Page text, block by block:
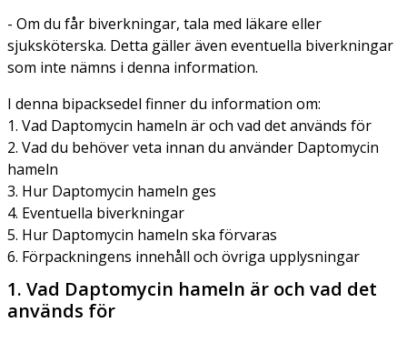
- Om du får biverkningar, tala med läkare eller
sjuksköterska. Detta gäller även eventuella biverkningar
som inte nämns i denna information.
I denna bipacksedel finner du information om:
1. Vad Daptomycin hameln är och vad det används för
2. Vad du behöver veta innan du använder Daptomycin
hameln
3. Hur Daptomycin hameln ges
4. Eventuella biverkningar
5. Hur Daptomycin hameln ska förvaras
6. Förpackningens innehåll och övriga upplysningar
1. Vad Daptomycin hameln är och vad det
används för